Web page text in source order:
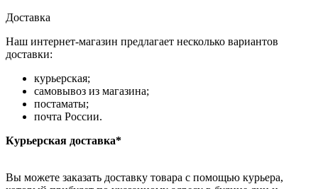
Доставка
Наш интернет-магазин предлагает несколько вариантов
доставки:
курьерская;
самовывоз из магазина;
постаматы;
почта России.
Курьерская доставка*
Вы можете заказать доставку товара с помощью курьера,